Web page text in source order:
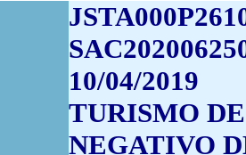
10/04/2019
TURISMO
NEGATIVO